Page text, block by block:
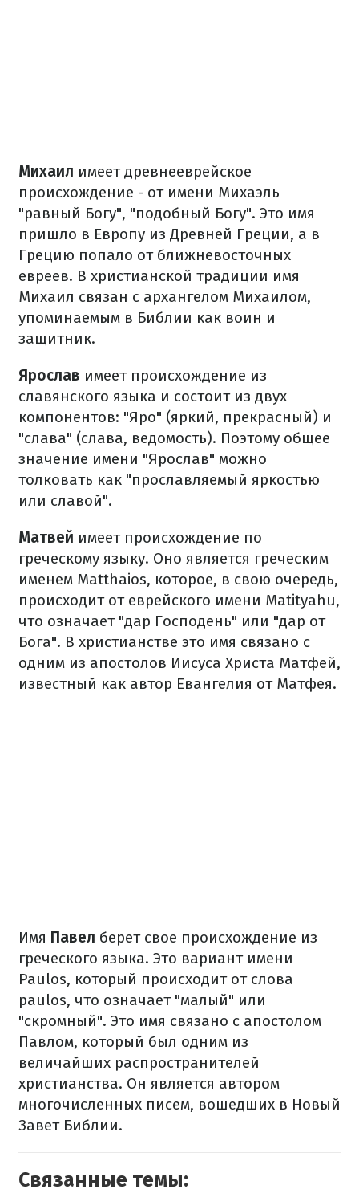
Михаил имеет древнееврейское
происхождение - от имени Михаэль
"равный Богу", "подобный Богу". Это имя
пришло в Европу из Древней Греции, а в
Грецию попало от ближневосточных
евреев. В христианской традиции имя
Михаил связан с архангелом Михаилом,
упоминаемым в Библии как воин и
защитник.
Ярослав имеет происхождение из
славянского языка и состоит из двух
компонентов: "Яро" (яркий, прекрасный) и
"слава" (слава, ведомость). Поэтому общее
значение имени "Ярослав" можно
толковать как "прославляемый яркостью
или славой".
Матвей имеет происхождение по
греческому языку. Оно является греческим
именем Matthaios, которое, в свою очередь,
происходит от еврейского имени Matityahu,
что означает "дар Господень" или "дар от
Бога". В христианстве это имя связано с
одним из апостолов Иисуса Христа Матфей,
​​известный как автор Евангелия от Матфея.
Имя Павел берет свое происхождение из
греческого языка. Это вариант имени
Paulos, который происходит от слова
paulos, что означает "малый" или
"скромный". Это имя связано с апостолом
Павлом, который был одним из
величайших распространителей
христианства. Он является автором
многочисленных писем, вошедших в Новый
Завет Библии.
Связанные темы: